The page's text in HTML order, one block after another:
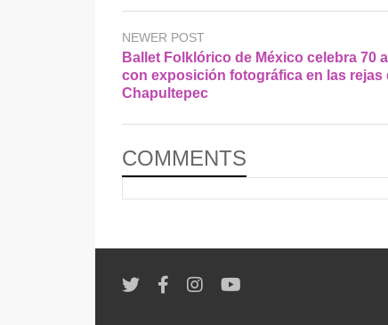
NEWER POST
Ballet Folklórico de México celebra 70
con exposición fotográfica en las rejas
Chapultepec
COMMENTS